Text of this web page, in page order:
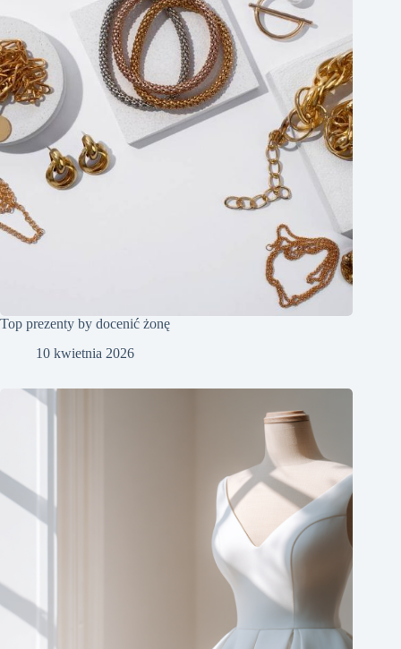
Top prezenty by docenić żonę
10 kwietnia 2026